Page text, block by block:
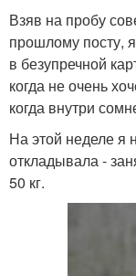
Взяв на пробу
прошлому посту,
в безупречной
когда не очень
когда внутри
На этой неделе я
откладывала -
50 кг.